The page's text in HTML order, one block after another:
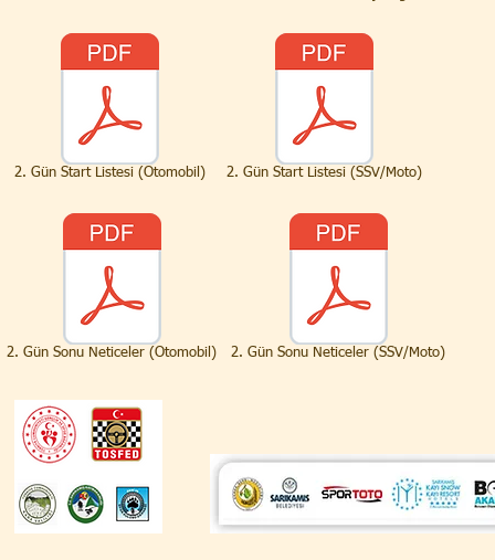
2. Gün Start Listesi (Otomobil) 2. Gün Start Listesi (SSV/Moto)
2. Gün Sonu Neticeler (Otomobil) 2. Gün Sonu Neticeler (SSV/Moto)